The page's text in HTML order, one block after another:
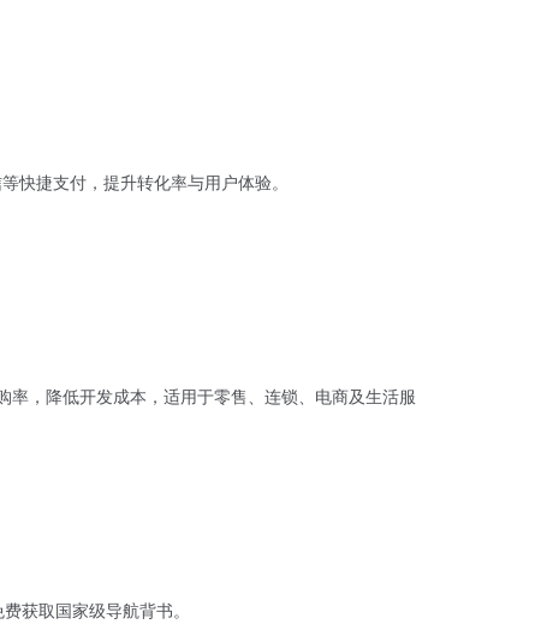
捷支付，提升转化率与用户体验。
，降低开发成本，适用于零售、连锁、电商及生活服
获取国家级导航背书。